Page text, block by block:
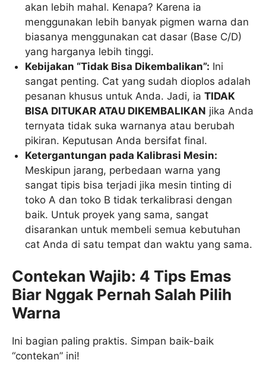
akan lebih mahal. Kenapa? Karena ia
menggunakan lebih banyak pigmen warna dan
biasanya menggunakan cat dasar (Base C/D)
yang harganya lebih tinggi.
Kebijakan “Tidak Bisa Dikembalikan”: Ini
sangat penting. Cat yang sudah dioplos adalah
pesanan khusus untuk Anda. Jadi, iaTIDAK
BISA DITUKAR ATAU DIKEMBALIKAN jika Anda
ternyata tidak suka warnanya atau berubah
pikiran. Keputusan Anda bersifat final.
Ketergantungan pada Kalibrasi Mesin:
Meskipun jarang, perbedaan warna yang
sangat tipis bisa terjadi jika mesin tinting di
toko A dan toko B tidak terkalibrasi dengan
baik. Untuk proyek yang sama, sangat
disarankan untuk membeli semua kebutuhan
cat Anda di satu tempat dan waktu yang sama.
Contekan Wajib: 4 Tips Emas
Biar Nggak Pernah Salah Pilih
Warna
Ini bagian paling praktis. Simpan baik-baik
“contekan” ini!